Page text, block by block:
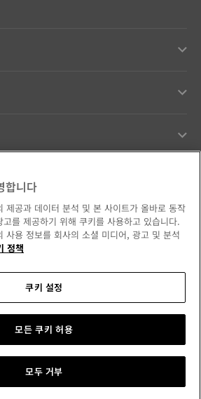
소셜 미디어에서 만나보세요
경
합니다
제공과 데이터 분석 및 본 사이트가 올바로 동작
를 제공하기 위해 쿠키를 사용하고 있습니다.
사용 정보를 회사의 소셜 미디어, 광고 및 분석
정책
쿠키 설정
모두 거부
모든 쿠키 허용